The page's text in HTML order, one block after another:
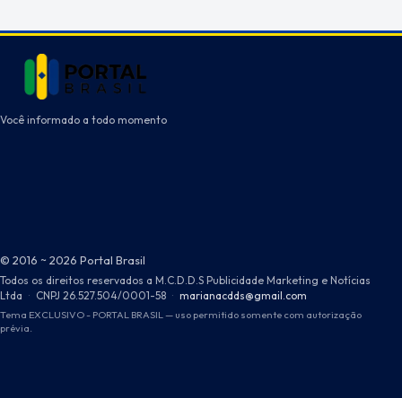
Você informado a todo momento
© 2016 ~ 2026 Portal Brasil
Todos os direitos reservados a M.C.D.D.S Publicidade Marketing e Notícias
Ltda · CNPJ 26.527.504/0001-58 · marianacdds@gmail.com
Tema EXCLUSIVO - PORTAL BRASIL — uso permitido somente com autorização
prévia.